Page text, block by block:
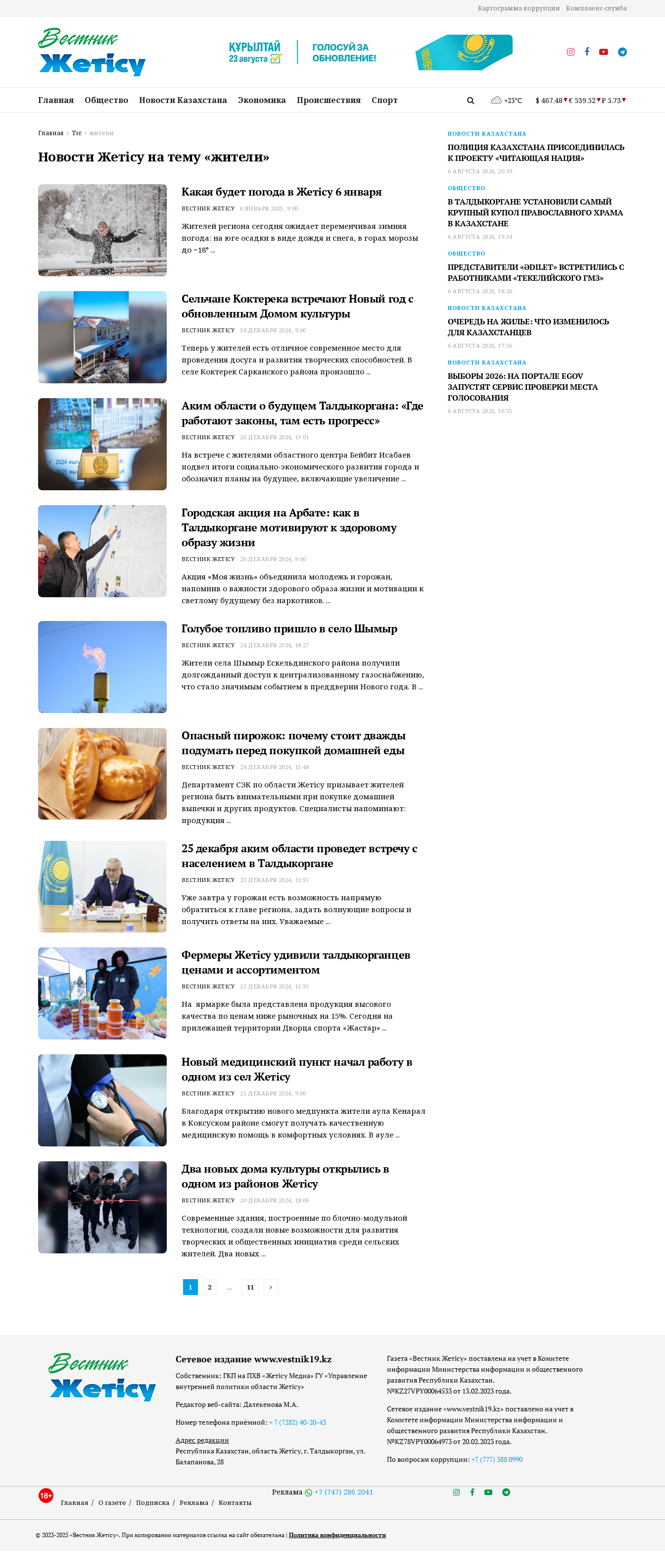
Картограмма коррупции Комплаенс-служба
Главная Общество Новости Казахстана Экономика Происшествия Спорт +23°C $ 467.48 € 539.52 ₽ 5.73
Главная Тэг жители
Новости Жетісу на тему «жители»
Какая будет погода в Жетісу 6 января
ВЕСТНИК ЖЕТІСУ 6 ЯНВАРЯ 2025, 9:00
Жителей региона сегодня ожидает переменчивая зимняя
погода: на юге осадки в виде дождя и снега, в горах морозы
до −18° ...
Сельчане Коктерека встречают Новый год с
обновленным Домом культуры
ВЕСТНИК ЖЕТІСУ 30 ДЕКАБРЯ 2024, 9:00
Теперь у жителей есть отличное современное место для
проведения досуга и развития творческих способностей. В
селе Коктерек Сарканского района произошло ...
Аким области о будущем Талдыкоргана: «Где
работают законы, там есть прогресс»
ВЕСТНИК ЖЕТІСУ 26 ДЕКАБРЯ 2024, 13:01
На встрече с жителями областного центра Бейбит Исабаев
подвел итоги социально-экономического развития города и
обозначил планы на будущее, включающие увеличение ...
Городская акция на Арбате: как в
Талдыкоргане мотивируют к здоровому
образу жизни
ВЕСТНИК ЖЕТІСУ 26 ДЕКАБРЯ 2024, 9:00
Акция «Моя жизнь» объединила молодежь и горожан,
напомнив о важности здорового образа жизни и мотивации к
светлому будущему без наркотиков. ...
Голубое топливо пришло в село Шымыр
ВЕСТНИК ЖЕТІСУ 24 ДЕКАБРЯ 2024, 18:27
Жители села Шымыр Ескельдинского района получили
долгожданный доступ к централизованному газоснабжению,
что стало значимым событием в преддверии Нового года. В ...
Опасный пирожок: почему стоит дважды
подумать перед покупкой домашней еды
ВЕСТНИК ЖЕТІСУ 24 ДЕКАБРЯ 2024, 15:48
Департамент СЭК по области Жетісу призывает жителей
региона быть внимательными при покупке домашней
выпечки и других продуктов. Специалисты напоминают:
продукция ...
25 декабря аким области проведет встречу с
населением в Талдыкоргане
ВЕСТНИК ЖЕТІСУ 23 ДЕКАБРЯ 2024, 13:55
Уже завтра у горожан есть возможность напрямую
обратиться к главе региона, задать волнующие вопросы и
получить ответы на них. Уважаемые ...
Фермеры Жетісу удивили талдыкорганцев
ценами и ассортиментом
ВЕСТНИК ЖЕТІСУ 21 ДЕКАБРЯ 2024, 13:35
На ярмарке была представлена продукция высокого
качества по ценам ниже рыночных на 15%. Сегодня на
прилежащей территории Дворца спорта «Жастар» ...
Новый медицинский пункт начал работу в
одном из сел Жетісу
ВЕСТНИК ЖЕТІСУ 21 ДЕКАБРЯ 2024, 9:00
Благодаря открытию нового медпункта жители аула Кенарал
в Коксуском районе смогут получать качественную
медицинскую помощь в комфортных условиях. В ауле ...
Два новых дома культуры открылись в
одном из районов Жетісу
ВЕСТНИК ЖЕТІСУ 20 ДЕКАБРЯ 2024, 18:00
Современные здания, построенные по блочно-модульной
технологии, создали новые возможности для развития
творческих и общественных инициатив среди сельских
жителей. Два новых ...
1 2 … 11
НОВОСТИ КАЗАХСТАНА
ПОЛИЦИЯ КАЗАХСТАНА ПРИСОЕДИНИЛАСЬ
К ПРОЕКТУ «ЧИТАЮЩАЯ НАЦИЯ»
6 АВГУСТА 2026, 20:39
ОБЩЕСТВО
В ТАЛДЫКОРГАНЕ УСТАНОВИЛИ САМЫЙ
КРУПНЫЙ КУПОЛ ПРАВОСЛАВНОГО ХРАМА
В КАЗАХСТАНЕ
6 АВГУСТА 2026, 19:54
ОБЩЕСТВО
ПРЕДСТАВИТЕЛИ «ӘDILET» ВСТРЕТИЛИСЬ С
РАБОТНИКАМИ «ТЕКЕЛИЙСКОГО ГМЗ»
6 АВГУСТА 2026, 18:20
НОВОСТИ КАЗАХСТАНА
ОЧЕРЕДЬ НА ЖИЛЬЕ: ЧТО ИЗМЕНИЛОСЬ
ДЛЯ КАЗАХСТАНЦЕВ
6 АВГУСТА 2026, 17:36
НОВОСТИ КАЗАХСТАНА
ВЫБОРЫ 2026: НА ПОРТАЛЕ EGOV
ЗАПУСТЯТ СЕРВИС ПРОВЕРКИ МЕСТА
ГОЛОСОВАНИЯ
6 АВГУСТА 2026, 16:55
Сетевое издание www.vestnik19.kz
Собственник: ГКП на ПХВ «Жетісу Медиа» ГУ «Управление
внутренней политики области Жетісу»
Редактор веб-сайта: Далекенова М.А.
Номер телефона приёмной: + 7 (7282) 40-20-43
Адрес редакции
Республика Казахстан, область Жетісу, г. Талдыкорган, ул.
Балапанова, 28
Газета «Вестник Жетісу» поставлена на учет в Комитете
информации Министерства информации и общественного
развития Республики Казахстан.
№KZ27VPY00064533 от 13.02.2023 года.
Сетевое издание «www.vestnik19.kz» поставлено на учет в
Комитете информации Министерства информации и
общественного развития Республики Казахстан.
№KZ78VPY00064973 от 20.02.2023 года.
По вопросам коррупции: +7 (777) 388 0990
Главная О газете Подписка Реклама Контакты
Реклама +7 (747) 286 2041
© 2023-2025 «Вестник Жетісу». При копировании материалов ссылка на сайт обязательна | Политика конфиденциальности